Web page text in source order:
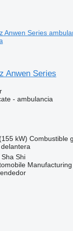
Anwen Series
- ambulancia
kW) Combustible
Shi
Manufacturing